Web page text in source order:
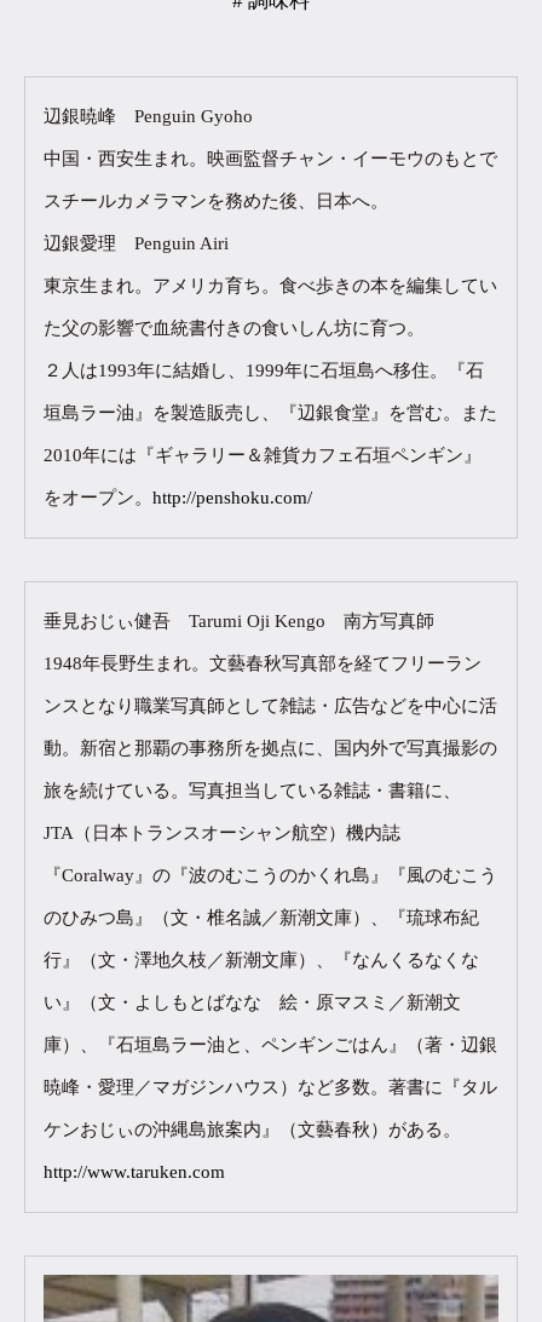
辺銀暁峰 Penguin Gyoho
中国・西安生まれ。映画監督チャン・イーモウのもとで
スチールカメラマンを務めた後、日本へ。
辺銀愛理 Penguin Airi
東京生まれ。アメリカ育ち。食べ歩きの本を編集してい
た父の影響で血統書付きの食いしん坊に育つ。
２人は1993年に結婚し、1999年に石垣島へ移住。『石
垣島ラー油』を製造販売し、『辺銀食堂』を営む。また
2010年には『ギャラリー＆雑貨カフェ石垣ペンギン』
をオープン。 http://penshoku.com/
垂見おじぃ健吾 Tarumi Oji Kengo 南方写真師
1948年長野生まれ。文藝春秋写真部を経てフリーラン
ンスとなり職業写真師として雑誌・広告などを中心に活
動。新宿と那覇の事務所を拠点に、国内外で写真撮影の
旅を続けている。写真担当している雑誌・書籍に、
JTA（日本トランスオーシャン航空）機内誌
『Coralway』の『波のむこうのかくれ島』『風のむこう
のひみつ島』（文・椎名誠／新潮文庫）、『琉球布紀
行』（文・澤地久枝／新潮文庫）、『なんくるなくな
い』（文・よしもとばなな 絵・原マスミ／新潮文
庫）、『石垣島ラー油と、ペンギンごはん』（著・辺銀
暁峰・愛理／マガジンハウス）など多数。著書に『タル
ケンおじぃの沖縄島旅案内』（文藝春秋）がある。
http://www.taruken.com